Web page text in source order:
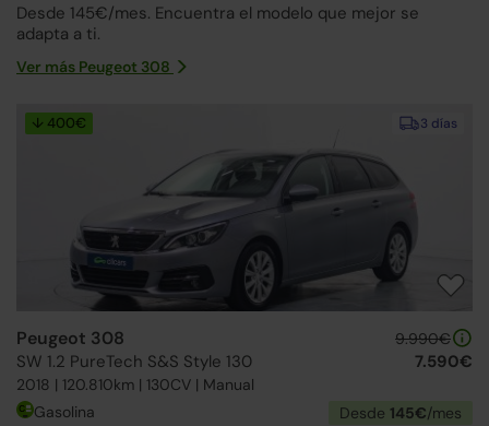
Desde 145€/mes. Encuentra el modelo que mejor se
adapta a ti.
Ver más Peugeot 308
3 días
↓ 400€
Peugeot 308
SW 1.2 PureTech S&S Style 130
2018 | 120.810km | 130CV | Manual
9.990€
7.590€
Gasolina Desde 145€/mes